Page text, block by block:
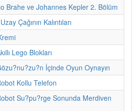
Brahe ve Johannes Kepler 2. Bölüm
Çağının Kalıntıları
Lego Blokları
İçinde Oyun Oynayın
Kollu Telefon
Su?pu?rge Sonunda Merdiven